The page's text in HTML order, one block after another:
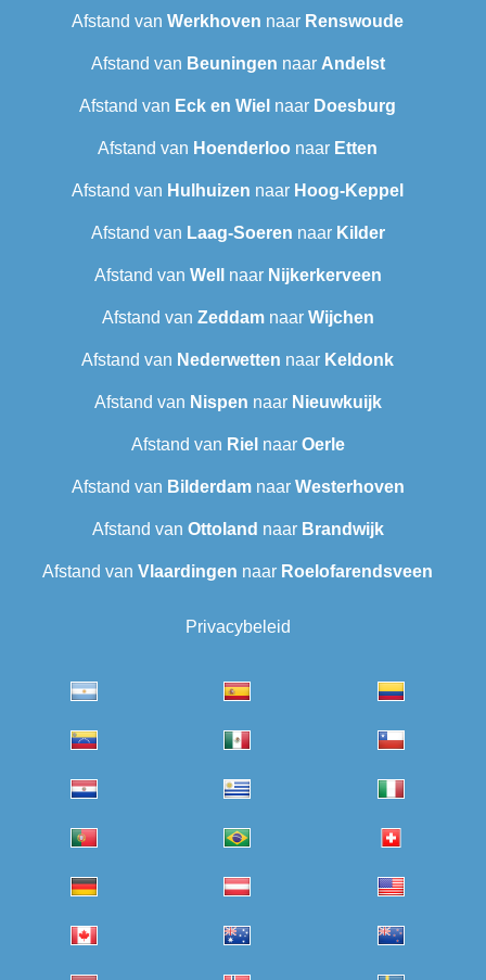
Afstand van Werkhoven naar Renswoude
Afstand van Beuningen naar Andelst
Afstand van Eck en Wiel naar Doesburg
Afstand van Hoenderloo naar Etten
Afstand van Hulhuizen naar Hoog-Keppel
Afstand van Laag-Soeren naar Kilder
Afstand van Well naar Nijkerkerveen
Afstand van Zeddamnaar Wijchen
Afstand van Nederwetten naar Keldonk
Afstand van Nispen naar Nieuwkuijk
Afstand van Riel naar Oerle
Afstand van Bilderdamnaar Westerhoven
Afstand van Ottoland naar Brandwijk
Afstand van Vlaardingen naar Roelofarendsveen
Privacybeleid